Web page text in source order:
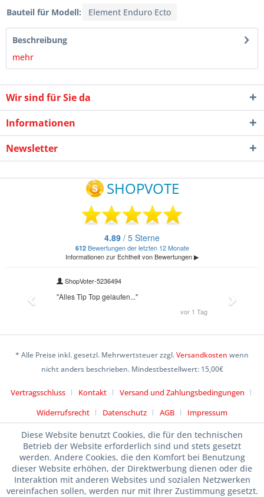
Bauteil für Modell:
Element Enduro Ecto
Beschreibung
mehr
Wir sind für Sie da
Informationen
Newsletter
* Alle Preise inkl. gesetzl. Mehrwertsteuer zzgl.Versandkosten wenn
nicht anders beschrieben. Mindestbestellwert: 15,00€
Vertragsschluss Kontakt
Versand und Zahlungsbedingungen
Widerrufsrecht
Datenschutz AGB Impressum
Diese Website benutzt Cookies, die für den technischen
Betrieb der Website erforderlich sind und stets gesetzt
werden. Andere Cookies, die den Komfort bei Benutzung
dieser Website erhöhen, der Direktwerbung dienen oder die
Interaktion mit anderen Websites und sozialen Netzwerken
vereinfachen sollen, werden nur mit Ihrer Zustimmung gesetzt.